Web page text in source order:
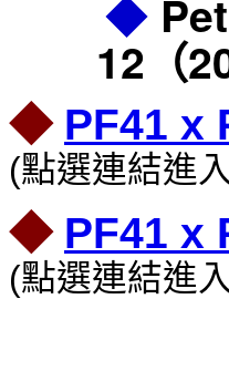
◆
12（
◆ PF41 x
(點選連結進
◆ PF41 x
(點選連結進